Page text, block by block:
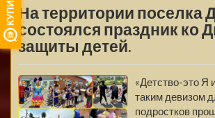
На территории поселка
состоялся праздник ко
защиты детей.
«Детство-это Я
таким девизом
подростков